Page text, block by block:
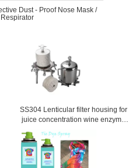
Dust - Proof Nose Mask /
Respirator
SS304 Lenticular filter housing for
juice concentration wine enzyme